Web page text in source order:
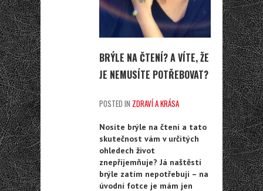
BRÝLE NA ČTENÍ? A VÍTE, ŽE
JE NEMUSÍTE POTŘEBOVAT?
POSTED IN ZDRAVÍ A KRÁSA
Nosíte brýle na čtení a tato
skutečnost vám v určitých
ohledech život
znepříjemňuje? Já naštěstí
brýle zatím nepotřebuji – na
úvodní fotce je mám jen